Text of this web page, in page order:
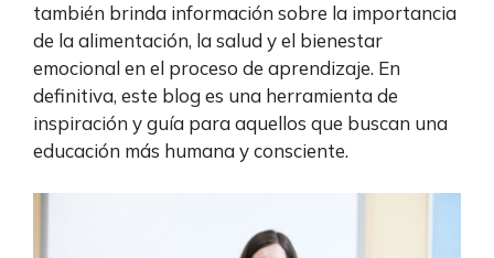
también brinda información sobre la importancia
de la alimentación, la salud y el bienestar
emocional en el proceso de aprendizaje. En
definitiva, este blog es una herramienta de
inspiración y guía para aquellos que buscan una
educación más humana y consciente.